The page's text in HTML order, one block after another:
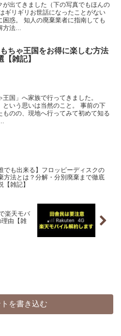
が出てきました（下の写真でもほんの
ギリギリお世話になったことがない
惑。 知人の廃棄業者に指南しても
方法...
ちゃ王国をお得に楽しむ方法
【雑記】
国」へ家族で行ってきました。
という思いは当然のこと。 事前の下
のの、現地へ行ってみて初めて知る
でも出来る】フロッピーディスクの
方法とは？分解・分別廃棄まで徹底
【雑記】
楽天モバ
理由【雑
を書き込む